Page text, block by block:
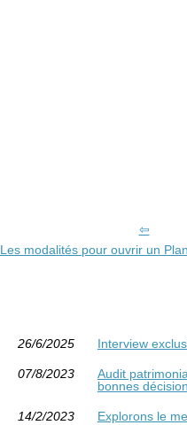
Les modalités pour ouvrir un
26/6/2025 Interview
07/8/2023
Audit
bonnes
14/2/2023 Explorons le